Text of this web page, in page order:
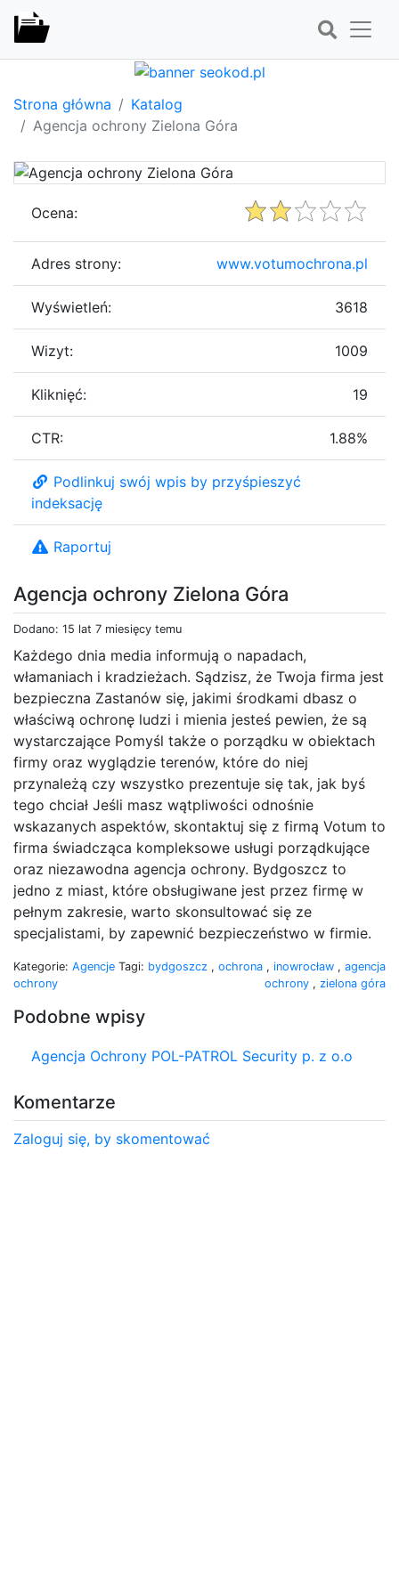
Strona główna
Katalog
Agencja ochrony Zielona Góra
Agencja ochrony Zielona Góra
Dodano: 15 lat 7 miesięcy temu
Każdego dnia media informują o napadach,
włamaniach i kradzieżach. Sądzisz, że Twoja firma jest
bezpieczna Zastanów się, jakimi środkami dbasz o
właściwą ochronę ludzi i mienia jesteś pewien, że są
wystarczające Pomyśl także o porządku w obiektach
firmy oraz wyglądzie terenów, które do niej
przynależą czy wszystko prezentuje się tak, jak byś
tego chciał Jeśli masz wątpliwości odnośnie
wskazanych aspektów, skontaktuj się z firmą Votum to
firma świadcząca kompleksowe usługi porządkujące
oraz niezawodna agencja ochrony. Bydgoszcz to
jedno z miast, które obsługiwane jest przez firmę w
pełnym zakresie, warto skonsultować się ze
specjalistami, by zapewnić bezpieczeństwo w firmie.
Kategorie: Agencje
ochrony
Tagi: bydgoszcz , ochrona , inowrocław , agencja
ochrony , zielona góra
Podobne wpisy
Agencja Ochrony POL-PATROL Security p. z o.o
Komentarze
Zaloguj się, by skomentować
Ocena:
Adres strony: www.votumochrona.pl
Wyświetleń: 3618
Wizyt: 1009
Kliknięć: 19
CTR: 1.88%
Podlinkuj swój wpis by przyśpieszyć
indeksację
Raportuj